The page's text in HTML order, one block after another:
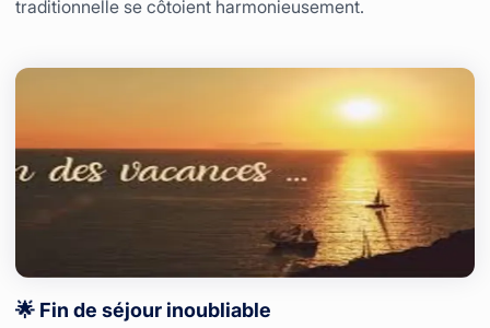
traditionnelle se côtoient harmonieusement.
🌟 Fin de séjour inoubliable